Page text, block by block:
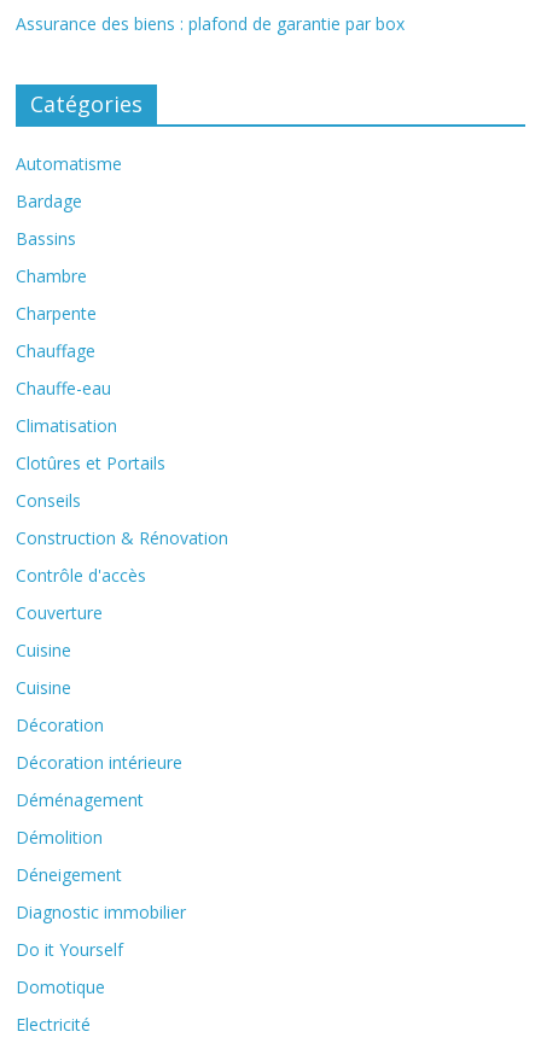
Assurance des biens : plafond de garantie par box
Catégories
Automatisme
Bardage
Bassins
Chambre
Charpente
Chauffage
Chauffe-eau
Climatisation
Clotûres et Portails
Conseils
Construction & Rénovation
Contrôle d'accès
Couverture
Cuisine
Cuisine
Décoration
Décoration intérieure
Déménagement
Démolition
Déneigement
Diagnostic immobilier
Do it Yourself
Domotique
Electricité